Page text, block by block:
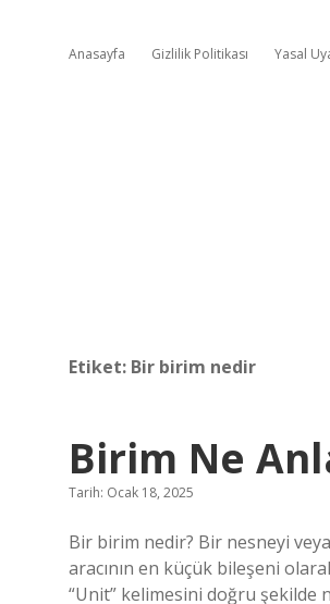
Anasayfa Gizlilik Politikası Yasal
Etiket: Bir birim nedir
Birim Ne
Tarih: Ocak 18, 2025
Bir birim nedir? Bir nesneyi
aracının en küçük bileşeni
“Unit” kelimesini doğru şekilde